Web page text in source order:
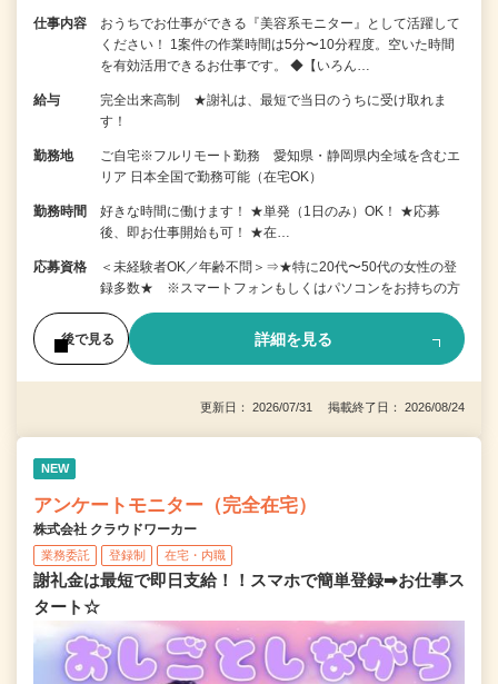
仕事内容
おうちでお仕事ができる『美容系モニター』として活躍して
ください！ 1案件の作業時間は5分〜10分程度。空いた時間
を有効活用できるお仕事です。 ◆【いろん…
給与
完全出来高制 ★謝礼は、最短で当日のうちに受け取れま
す！
勤務地
ご自宅※フルリモート勤務 愛知県・静岡県内全域を含むエ
リア 日本全国で勤務可能（在宅OK）
勤務時間
好きな時間に働けます！ ★単発（1日のみ）OK！ ★応募
後、即お仕事開始も可！ ★在…
応募資格
＜未経験者OK／年齢不問＞⇒★特に20代〜50代の女性の登
録多数★ ※スマートフォンもしくはパソコンをお持ちの方
後で見る 詳細を見る
更新日： 2026/07/31 掲載終了日： 2026/08/24
NEW
アンケートモニター（完全在宅）
株式会社 クラウドワーカー
業務委託 登録制 在宅・内職
謝礼金は最短で即日支給！！スマホで簡単登録➡お仕事ス
タート☆